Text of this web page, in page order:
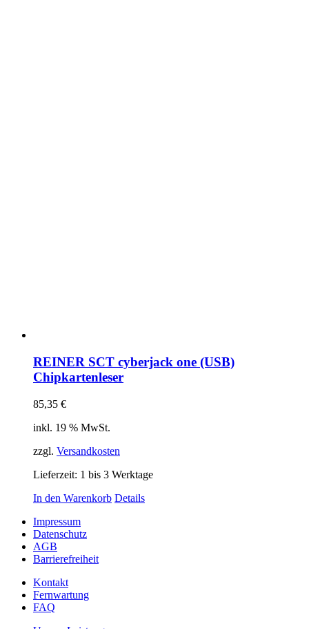
REINER SCT cyberjack one (USB)
Chipkartenleser
85,35 €
inkl. 19 % MwSt.
zzgl. Versandkosten
Lieferzeit: 1 bis 3 Werktage
In den Warenkorb Details
Impressum
Datenschutz
AGB
Barrierefreiheit
Kontakt
Fernwartung
FAQ